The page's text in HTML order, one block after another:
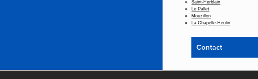
Saint-Herblain
Le Pallet
Mouzillon
La Chapelle-Heulin
Contact